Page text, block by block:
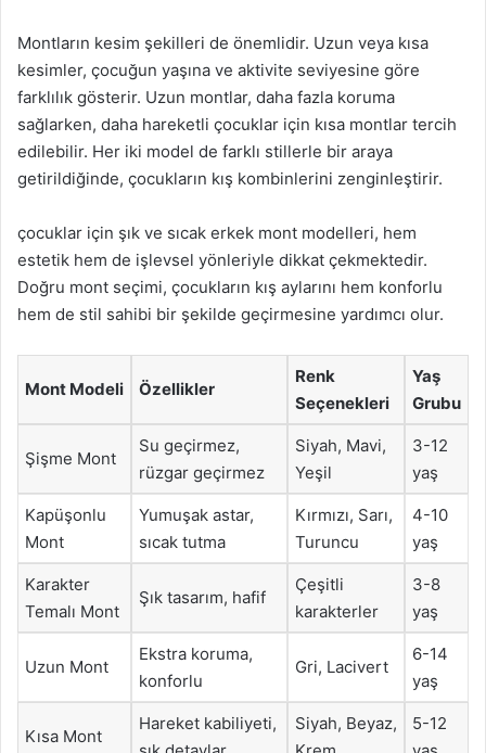
Montların kesim şekilleri de önemlidir. Uzun veya kısa
kesimler, çocuğun yaşına ve aktivite seviyesine göre
farklılık gösterir. Uzun montlar, daha fazla koruma
sağlarken, daha hareketli çocuklar için kısa montlar tercih
edilebilir. Her iki model de farklı stillerle bir araya
getirildiğinde, çocukların kış kombinlerini zenginleştirir.
çocuklar için şık ve sıcak erkek mont modelleri, hem
estetik hem de işlevsel yönleriyle dikkat çekmektedir.
Doğru mont seçimi, çocukların kış aylarını hem konforlu
hem de stil sahibi bir şekilde geçirmesine yardımcı olur.
Mont Modeli Özellikler
Renk
Seçenekleri
Yaş
Grubu
Şişme Mont
Su geçirmez,
rüzgar geçirmez
Siyah, Mavi,
Yeşil
3-12
yaş
Kapüşonlu
Mont
Yumuşak astar,
sıcak tutma
Kırmızı, Sarı,
Turuncu
4-10
yaş
Karakter
Temalı Mont
Şık tasarım, hafif
Çeşitli
karakterler
3-8
yaş
Uzun Mont
Ekstra koruma,
konforlu
Gri, Lacivert
6-14
yaş
Kısa Mont
Hareket kabiliyeti,
Siyah, Beyaz,
5-12